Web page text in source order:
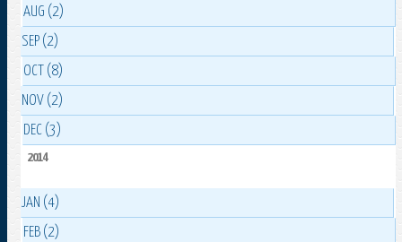
AUG (2)
SEP (2)
OCT (8)
NOV (2)
DEC (3)
2014
JAN (4)
FEB (2)